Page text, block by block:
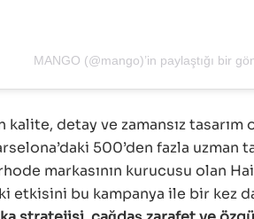
MANGO (@mango)’in paylaştığı bir
kalite, detay ve zamansız tasarım
500’den fazla uzman
markasının kurucusu olan
etkisini bu kampanya ile bir kez